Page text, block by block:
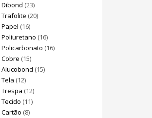
Dibond (23)
Trafolite (20)
Papel (16)
Poliuretano (16)
Policarbonato (16)
Cobre (15)
Alucobond (15)
Tela (12)
Trespa (12)
Tecido (11)
Cartão (8)